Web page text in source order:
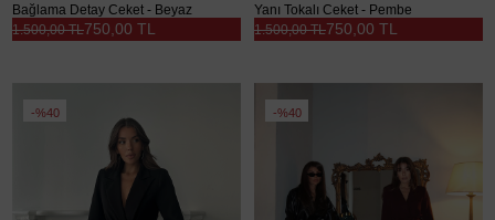
Bağlama Detay Ceket - Beyaz
750,00 TL
1.500,00 TL
Yanı Tokalı Ceket - Pembe
750,00 TL
1.500,00 TL
%40 %40